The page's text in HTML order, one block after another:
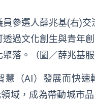
參選人薛兆基(右)
過文化創生與青年
聚落。（圖／薛兆基服
（AI）發展而快
域，成為帶動城市